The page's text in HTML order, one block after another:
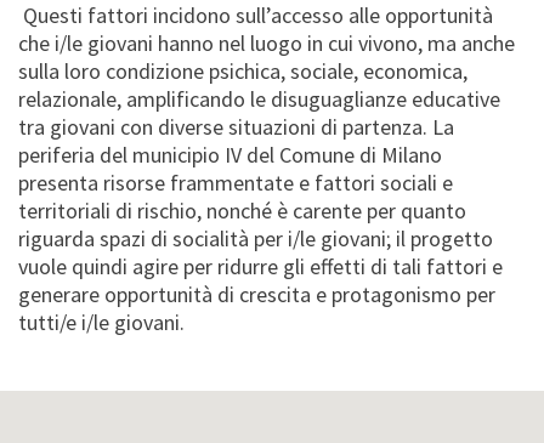
Questi fattori incidono sull’accesso alle opportunità
che i/le giovani hanno nel luogo in cui vivono, ma anche
sulla loro condizione psichica, sociale, economica,
relazionale, amplificando le disuguaglianze educative
tra giovani con diverse situazioni di partenza. La
periferia del municipio IV del Comune di Milano
presenta risorse frammentate e fattori sociali e
territoriali di rischio, nonché è carente per quanto
riguarda spazi di socialità per i/le giovani; il progetto
vuole quindi agire per ridurre gli effetti di tali fattori e
generare opportunità di crescita e protagonismo per
tutti/e i/le giovani.